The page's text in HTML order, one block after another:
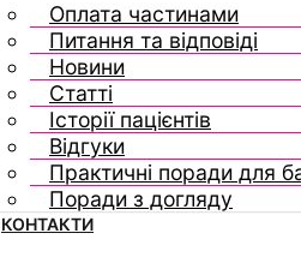
Оплата частинами
Питання та відповіді
Новини
Статті
Історії пацієнтів
Відгуки
Практичні поради для
Поради з догляду
КОНТАКТИ